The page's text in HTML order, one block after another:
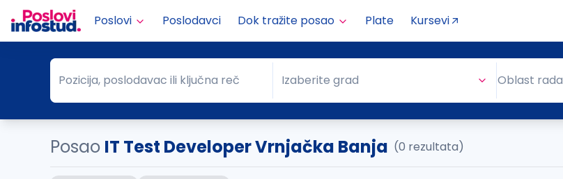
Poslovi Poslodavci Dok tražite posao Plate Kursevi
Pozicija, poslodavac ili ključna reč
Pozicija, poslodavac ili ključna reč Grad
Izaberite grad Oblast rada
Posao IT Test Developer Vrnjačka Banja (0 rezultata)